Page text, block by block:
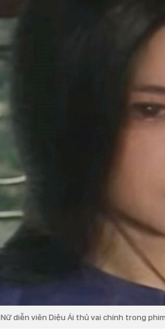
Nữ diễn viên Diệu Ái thủ vai chính trong